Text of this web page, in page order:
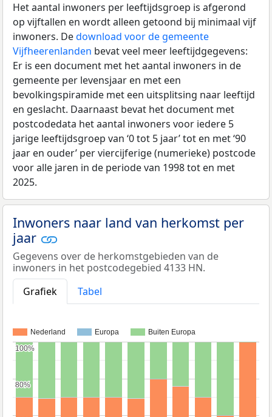
Het aantal inwoners per leeftijdsgroep is afgerond
op vijftallen en wordt alleen getoond bij minimaal vijf
inwoners. Dedownload voor de gemeente
Vijfheerenlanden bevat veel meer leeftijdgegevens:
Er is een document met het aantal inwoners in de
gemeente per levensjaar en met een
bevolkingspiramide met een uitsplitsing naar leeftijd
en geslacht. Daarnaast bevat het document met
postcodedata het aantal inwoners voor iedere 5
jarige leeftijdsgroep van ‘0 tot 5 jaar’ tot en met ‘90
jaar en ouder’ per viercijferige (numerieke) postcode
voor alle jaren in de periode van 1998 tot en met
2025.
Inwoners naar land van herkomst per
jaar
Gegevens over de herkomstgebieden van de
inwoners in het postcodegebied 4133 HN.
Grafiek
Tabel
Nederland Europa Buiten Europa
80%
80%
100%
100%